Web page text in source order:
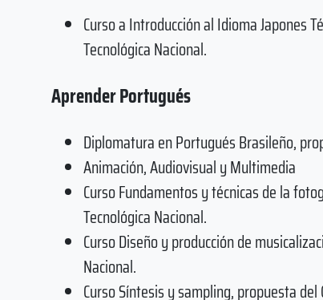
Curso a Introducción al Idioma Japones
Tecnológica Nacional.
Aprender Portugués
Diplomatura en Portugués Brasileño,
Animación, Audiovisual y Multimedia
Curso Fundamentos y técnicas de la
Tecnológica Nacional.
Curso Diseño y producción de
Nacional.
Curso Síntesis y sampling, propuesta